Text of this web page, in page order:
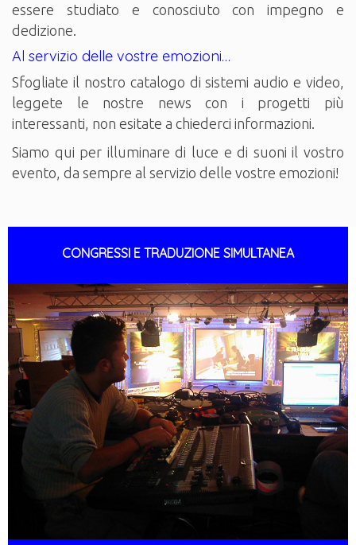
essere studiato e conosciuto con impegno e
dedizione.
Al servizio delle vostre emozioni…
Sfogliate il nostro catalogo di sistemi audio e video,
leggete le nostre news con i progetti più
interessanti, non esitate a chiederci informazioni.
Siamo qui per illuminare di luce e di suoni il vostro
evento, da sempre al servizio delle vostre emozioni!
CONGRESSI E TRADUZIONE SIMULTANEA